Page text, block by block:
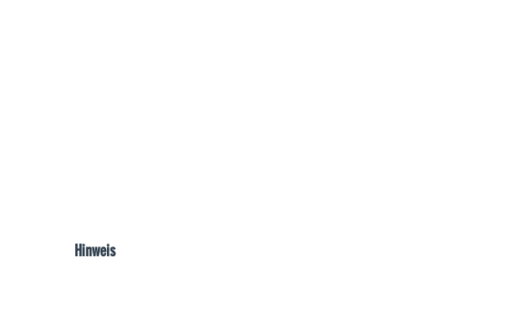
Hinweis